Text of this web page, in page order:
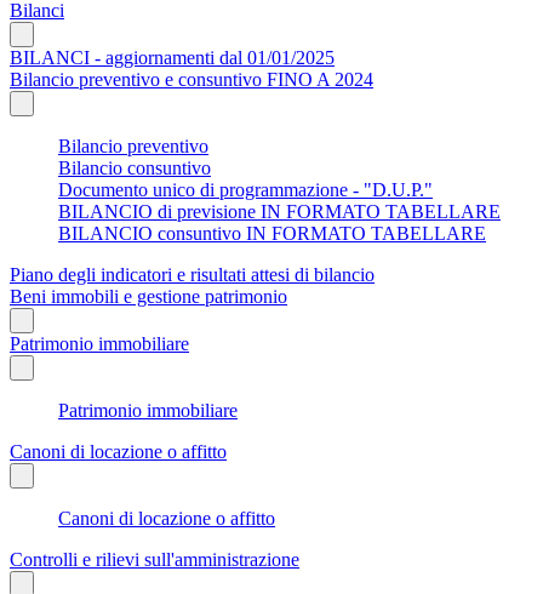
Bilanci
BILANCI - aggiornamenti dal 01/01/2025
Bilancio preventivo e consuntivo FINO A 2024
Bilancio preventivo
Bilancio consuntivo
Documento unico di programmazione - "D.U.P."
BILANCIO di previsione IN FORMATO TABELLARE
BILANCIO consuntivo IN FORMATO TABELLARE
Piano degli indicatori e risultati attesi di bilancio
Beni immobili e gestione patrimonio
Patrimonio immobiliare
Patrimonio immobiliare
Canoni di locazione o affitto
Canoni di locazione o affitto
Controlli e rilievi sull'amministrazione